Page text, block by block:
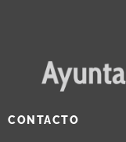
CONTACTO